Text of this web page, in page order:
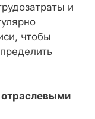
и
чтобы
отраслевыми